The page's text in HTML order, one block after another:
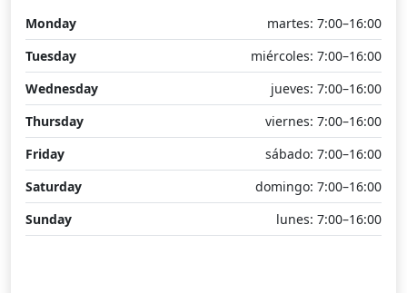
Monday
martes: 7:00–16:00
Tuesday
miércoles: 7:00–16:00
Wednesday
jueves: 7:00–16:00
Thursday
viernes: 7:00–16:00
Friday
sábado: 7:00–16:00
Saturday
domingo: 7:00–16:00
Sunday
lunes: 7:00–16:00